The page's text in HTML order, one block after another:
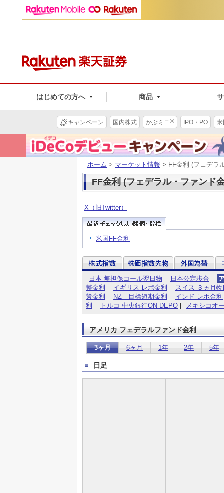
はじめての方へ 商品
キャンペーン 国内株式 かぶミニ® IPO・PO
ホーム > マーケット情報 > FF金利 (フェデラ
FF金利 (フェデラル・ファンド
X（旧Twitter）
米国FF金利
日本 無担保コール翌日物 日本公定歩合
整金利
イギリス レポ金利
スイス ３ヵ月
策金利
NZ 目標短期金利
インド レポ金利
利
トルコ 中央銀行ON DEPO メキシコオ